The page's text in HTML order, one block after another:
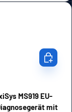
MS919 EU-
mit
In den